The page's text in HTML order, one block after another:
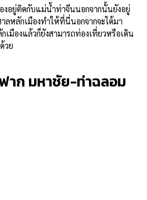
งอยู่ติดกับแม่น้ำท่าจีนนอกจากนั้นยังอยู่
ลหลักเมืองทำให้ที่นี่นอกจากจะได้มา
เมืองแล้วก็ยังสามารถท่องเที่ยวหรือเดิน
วย
าก มหาชัย-ท่าฉลอม